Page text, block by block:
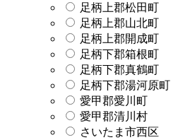
足柄上郡松田町
足柄上郡山北町
足柄上郡開成町
足柄下郡箱根町
足柄下郡真鶴町
足柄下郡湯河原町
愛甲郡愛川町
愛甲郡清川村
さいたま市西区